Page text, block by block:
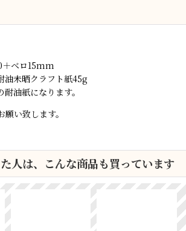
ベロ15mm
油未晒クラフト紙45g
油紙になります。
い致します。
人は、こんな商品も買っています